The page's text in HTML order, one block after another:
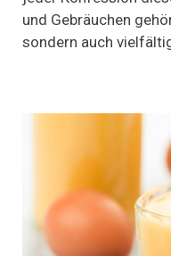
und Gebräuchen
sondern auch